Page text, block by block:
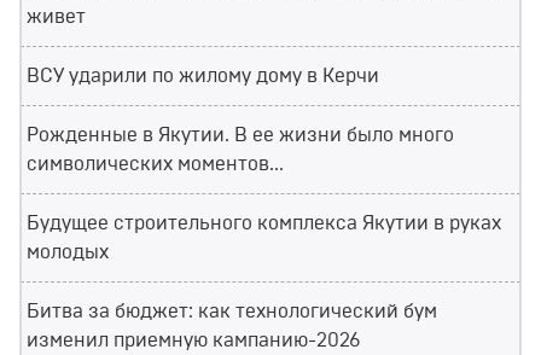
живет
ВСУ ударили по жилому дому в Керчи
Рожденные в Якутии. В ее жизни было много
символических моментов...
Будущее строительного комплекса Якутии в руках
молодых
Битва за бюджет: как технологический бум
изменил приемную кампанию-2026